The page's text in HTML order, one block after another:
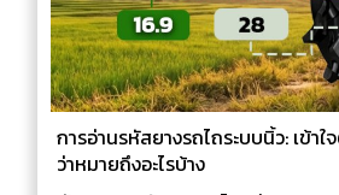
การอ่านรหัสยางรถไถระบบนิ้ว: เข้า
ว่าหมายถึงอะไรบ้าง